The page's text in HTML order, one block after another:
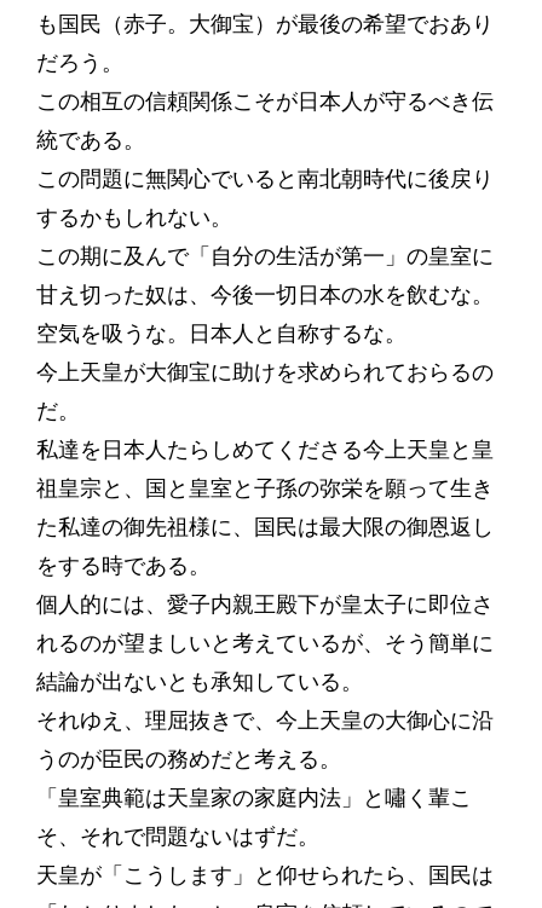
も国民（赤子。大御宝）が最後の希望でおあり
だろう。
この相互の信頼関係こそが日本人が守るべき伝
統である。
この問題に無関心でいると南北朝時代に後戻り
するかもしれない。
この期に及んで「自分の生活が第一」の皇室に
甘え切った奴は、今後一切日本の水を飲むな。
空気を吸うな。日本人と自称するな。
今上天皇が大御宝に助けを求められておらるの
だ。
私達を日本人たらしめてくださる今上天皇と皇
祖皇宗と、国と皇室と子孫の弥栄を願って生き
た私達の御先祖様に、国民は最大限の御恩返し
をする時である。
個人的には、愛子内親王殿下が皇太子に即位さ
れるのが望ましいと考えているが、そう簡単に
結論が出ないとも承知している。
それゆえ、理屈抜きで、今上天皇の大御心に沿
うのが臣民の務めだと考える。
「皇室典範は天皇家の家庭内法」と嘯く輩こ
そ、それで問題ないはずだ。
天皇が「こうします」と仰せられたら、国民は